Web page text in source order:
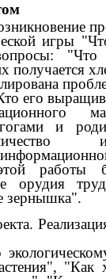
игры
"Что
получается
его
и
работы
орудия
зернышка".
"Как